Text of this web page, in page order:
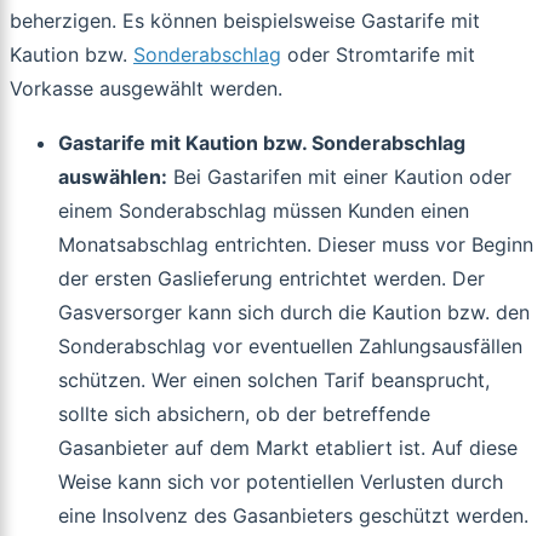
beherzigen. Es können beispielsweise Gastarife mit
Kaution bzw. Sonderabschlag oder Stromtarife mit
Vorkasse ausgewählt werden.
Gastarife mit Kaution bzw. Sonderabschlag
auswählen: Bei Gastarifen mit einer Kaution oder
einem Sonderabschlag müssen Kunden einen
Monatsabschlag entrichten. Dieser muss vor Beginn
der ersten Gaslieferung entrichtet werden. Der
Gasversorger kann sich durch die Kaution bzw. den
Sonderabschlag vor eventuellen Zahlungsausfällen
schützen. Wer einen solchen Tarif beansprucht,
sollte sich absichern, ob der betreffende
Gasanbieter auf dem Markt etabliert ist. Auf diese
Weise kann sich vor potentiellen Verlusten durch
eine Insolvenz des Gasanbieters geschützt werden.